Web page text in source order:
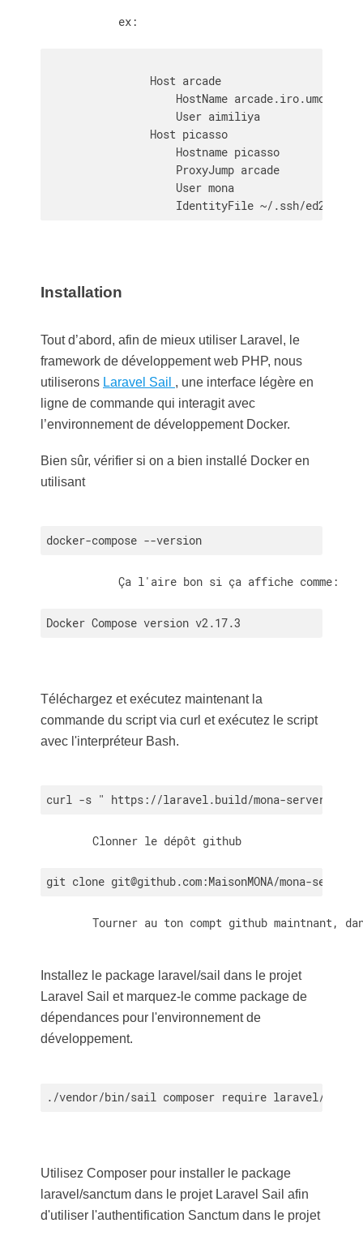
            ex:
                Host arcade
HostName
                    User aimiliya
                Host picasso
                    Hostname picasso
                    ProxyJump arcade
                    User mona
                    IdentityFile ~/.ssh/ed25519
Installation
Tout d’abord, afin de mieux utiliser Laravel, le
framework de développement web PHP, nous
utiliserons Laravel Sail , une interface légère en
ligne de commande qui interagit avec
l’environnement de développement Docker.
Bien sûr, vérifier si on a bien installé Docker en
utilisant
docker-compose --version
            Ça l'aire bon si ça affiche comme:
Docker Compose version v2.17.3
Téléchargez et exécutez maintenant la
commande du script via curl et exécutez le script
avec l'interpréteur Bash.
curl -s " https://laravel.build/mona-
        Clonner le dépôt github
git clone git@github.com:MaisonMONA/mona-
Tourner au ton compt github maintnant,
Installez le package laravel/sail dans le projet
Laravel Sail et marquez-le comme package de
dépendances pour l'environnement de
développement.
./vendor/bin/sail composer require laravel/sail
Utilisez Composer pour installer le package
laravel/sanctum dans le projet Laravel Sail afin
d'utiliser l'authentification Sanctum dans le projet